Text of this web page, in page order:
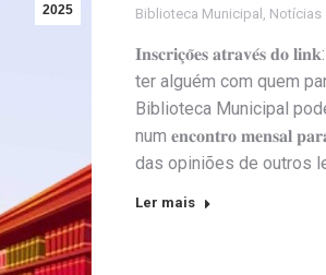
2025 Biblioteca Municipal Notícias
𝐈𝐧𝐬𝐜𝐫𝐢𝐜̧𝐨̃𝐞𝐬 𝐚𝐭𝐫𝐚𝐯𝐞́𝐬 𝐝𝐨
ter alguém com quem
Biblioteca Municipal
num 𝐞𝐧𝐜𝐨𝐧𝐭𝐫𝐨 𝐦𝐞𝐧𝐬𝐚𝐥
das opiniões de outros
Ler mais